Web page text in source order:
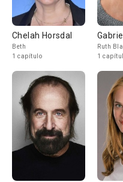
Chelah Horsdal
Beth
1 capítulo
Ruth
1